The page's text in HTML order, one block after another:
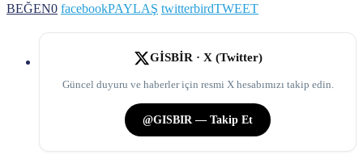
BEĞEN0 facebookPAYLAŞ twitterbirdTWEET
GİSBİR · X (Twitter)
Güncel duyuru ve haberler için resmi X hesabımızı takip edin.
@GISBIR — Takip Et